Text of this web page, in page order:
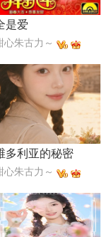
是爱
心朱古力～
多利亚的秘密
心朱古力～